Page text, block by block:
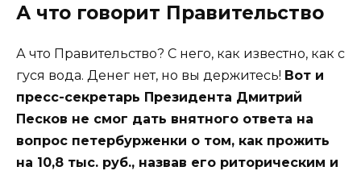
А что говорит Правительство
А что Правительство? С него, как известно, как с
гуся вода. Денег нет, но вы держитесь! Вот и
пресс-секретарь Президента Дмитрий
Песков не смог дать внятного ответа на
вопрос петербурженки о том, как прожить
на 10,8 тыс. руб., назвав его риторическим и